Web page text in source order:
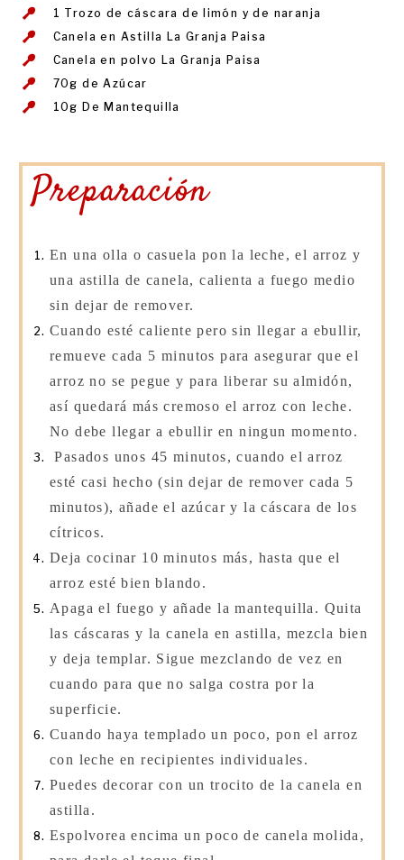
1 Trozo de cáscara de limón y de naranja
Canela en Astilla La Granja Paisa
Canela en polvo La Granja Paisa
70g de Azúcar
10g De Mantequilla
Preparación
En una olla o casuela pon la leche, el arroz y
una astilla de canela, calienta a fuego medio
sin dejar de remover.
Cuando esté caliente pero sin llegar a ebullir,
remueve cada 5 minutos para asegurar que el
arroz no se pegue y para liberar su almidón,
así quedará más cremoso el arroz con leche.
No debe llegar a ebullir en ningun momento.
Pasados unos 45 minutos, cuando el arroz
esté casi hecho (sin dejar de remover cada 5
minutos), añade el azúcar y la cáscara de los
cítricos.
Deja cocinar 10 minutos más, hasta que el
arroz esté bien blando.
Apaga el fuego y añade la mantequilla. Quita
las cáscaras y la canela en astilla, mezcla bien
y deja templar. Sigue mezclando de vez en
cuando para que no salga costra por la
superficie.
Cuando haya templado un poco, pon el arroz
con leche en recipientes individuales.
Puedes decorar con un trocito de la canela en
astilla.
Espolvorea encima un poco de canela molida,